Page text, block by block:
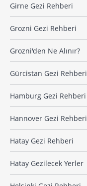
Girne Gezi Rehberi
Grozni Gezi Rehberi
Grozni'den Ne Alınır?
Gürcistan Gezi Rehberi
Hamburg Gezi Rehberi
Hannover Gezi Rehberi
Hatay Gezi Rehberi
Hatay Gezilecek Yerler